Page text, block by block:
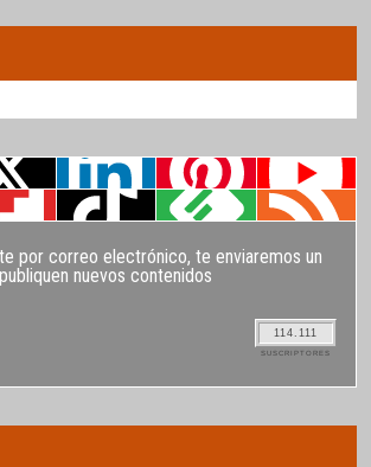
por correo electrónico, te enviaremos un
nuevos contenidos
114.111
SUSCRIPTORES